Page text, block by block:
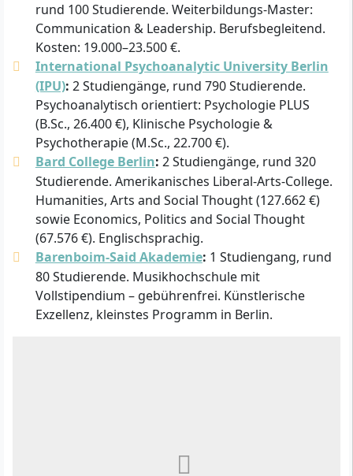
rund 100 Studierende. Weiterbildungs-Master:
Communication & Leadership. Berufsbegleitend.
Kosten: 19.000–23.500 €.
International Psychoanalytic University Berlin
(IPU): 2 Studiengänge, rund 790 Studierende.
Psychoanalytisch orientiert: Psychologie PLUS
(B.Sc., 26.400 €), Klinische Psychologie &
Psychotherapie (M.Sc., 22.700 €).
Bard College Berlin: 2 Studiengänge, rund 320
Studierende. Amerikanisches Liberal-Arts-College.
Humanities, Arts and Social Thought (127.662 €)
sowie Economics, Politics and Social Thought
(67.576 €). Englischsprachig.
Barenboim-Said Akademie: 1 Studiengang, rund
80 Studierende. Musikhochschule mit
Vollstipendium – gebührenfrei. Künstlerische
Exzellenz, kleinstes Programm in Berlin.